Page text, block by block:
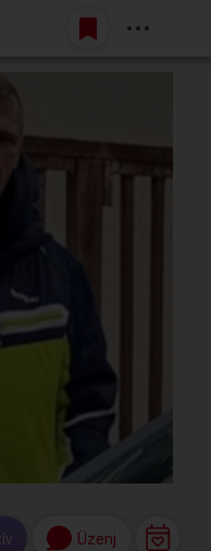
Belépés
Üzenj